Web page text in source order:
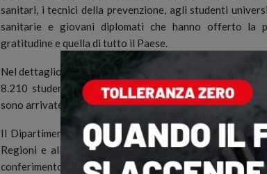
sanitari, i tecnici della prevenzione, agli studenti
sanitarie e giovani diplomati che hanno offerto la
gratitudine e quella di tutto il Paese.
Nel dettaglio, sono pervenute candidature da 9.282
8.210 studenti e 26.545 amministrativi.
sono arrivate da donne, con punte di quasi il 75% tra gli
Il Dipartimento provvederà a redigere un elenco su
Regioni e alle Province autonome, le quali, previa
conferimento degli incarichi.